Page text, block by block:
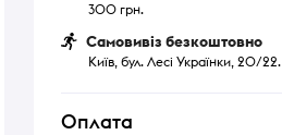
300 грн.
Самовивіз безкоштовно
Київ, бул. Лесі Українки, 20/22.
Оплата